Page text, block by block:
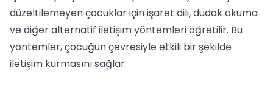
düzeltilemeyen çocuklar için işaret dili, dudak okuma
ve diğer alternatif iletişim yöntemleri öğretilir. Bu
yöntemler, çocuğun çevresiyle etkili bir şekilde
iletişim kurmasını sağlar.